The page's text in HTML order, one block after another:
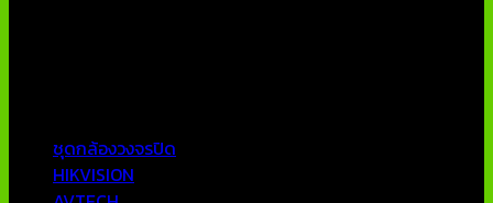
ชุดกล้องวงจรปิด
HIKVISION